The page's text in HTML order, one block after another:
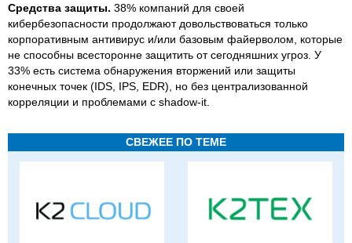
Средства защиты. 38% компаний для своей
кибербезопасности продолжают довольствоваться только
корпоративным антивирус и/или базовым файерволом, которые
не способны всесторонне защитить от сегодняшних угроз. У
33% есть система обнаружения вторжений или защиты
конечных точек (IDS, IPS, EDR), но без централизованной
корреляции и проблемами с shadow-it.
СВЕЖЕЕ ПО ТЕМЕ